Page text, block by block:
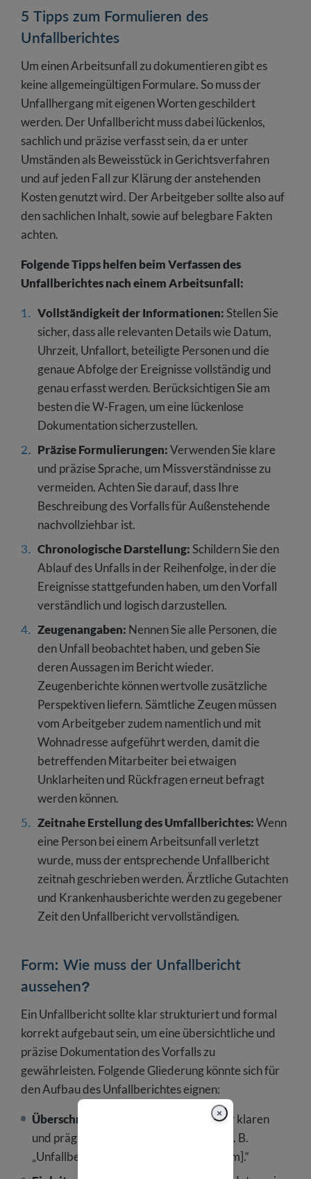
5 Tipps zum Formulieren des
Unfallberichtes
Um einen Arbeitsunfall zu dokumentieren gibt es
keine allgemeingültigen Formulare. So muss der
Unfallhergang mit eigenen Worten geschildert
werden. Der Unfallbericht muss dabei lückenlos,
sachlich und präzise verfasst sein, da er unter
Umständen als Beweisstück in Gerichtsverfahren
und auf jeden Fall zur Klärung der anstehenden
Kosten genutzt wird. Der Arbeitgeber sollte also auf
den sachlichen Inhalt, sowie auf belegbare Fakten
achten.
Folgende Tipps helfen beim Verfassen des
Unfallberichtes nach einem Arbeitsunfall:
Vollständigkeit der Informationen:Stellen Sie
sicher, dass alle relevanten Details wie Datum,
Uhrzeit, Unfallort, beteiligte Personen und die
genaue Abfolge der Ereignisse vollständig und
genau erfasst werden. Berücksichtigen Sie am
besten die W-Fragen, um eine lückenlose
Dokumentation sicherzustellen.
Präzise Formulierungen:Verwenden Sie klare
und präzise Sprache, um Missverständnisse zu
vermeiden. Achten Sie darauf, dass Ihre
Beschreibung des Vorfalls für Außenstehende
nachvollziehbar ist.
Chronologische Darstellung:Schildern Sie den
Ablauf des Unfalls in der Reihenfolge, in der die
Ereignisse stattgefunden haben, um den Vorfall
verständlich und logisch darzustellen.
Zeugenangaben: Nennen Sie alle Personen, die
den Unfall beobachtet haben, und geben Sie
deren Aussagen im Bericht wieder.
Zeugenberichte können wertvolle zusätzliche
Perspektiven liefern. Sämtliche Zeugen müssen
vom Arbeitgeber zudem namentlich und mit
Wohnadresse aufgeführt werden, damit die
betreffenden Mitarbeiter bei etwaigen
Unklarheiten und Rückfragen erneut befragt
werden können.
Zeitnahe Erstellung des Umfallberichtes:Wenn
eine Person bei einem Arbeitsunfall verletzt
wurde, muss der entsprechende Unfallbericht
zeitnah geschrieben werden. Ärztliche Gutachten
und Krankenhausberichte werden zu gegebener
Zeit den Unfallbericht vervollständigen.
Form: Wie muss der Unfallbericht
aussehen?
Ein Unfallbericht sollte klar strukturiert und formal
korrekt aufgebaut sein, um eine übersichtliche und
präzise Dokumentation des Vorfalls zu
gewährleisten. Folgende Gliederung könnte sich für
den Aufbau des Unfallberichtes eignen:
Überschrift:
Der Bericht sollte mit einer klaren
und prägnanten Überschrift beginnen, z. B.
„Unfallbericht: Arbeitsunfall vom [Datum].“
×